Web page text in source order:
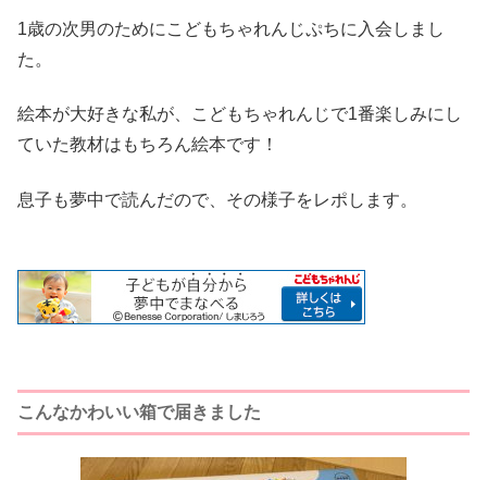
1歳の次男のためにこどもちゃれんじぷちに入会しまし
た。
絵本が大好きな私が、こどもちゃれんじで1番楽しみにし
ていた教材はもちろん絵本です！
息子も夢中で読んだので、その様子をレポします。
こんなかわいい箱で届きました